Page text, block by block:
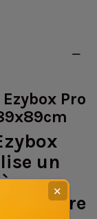
Pro
un
✕